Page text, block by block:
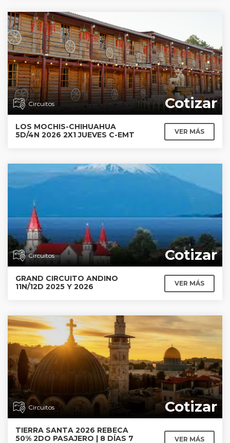
Circuitos Cotizar
LOS MOCHIS-CHIHUAHUA
5D/4N 2026 2X1 JUEVES C-EMT
VER MÁS
Circuitos Cotizar
GRAND CIRCUITO ANDINO
11N/12D 2025 Y 2026
VER MÁS
Circuitos Cotizar
TIERRA SANTA 2026 REBECA
50% 2DO PASAJERO | 8 DÍAS 7
VER MÁS